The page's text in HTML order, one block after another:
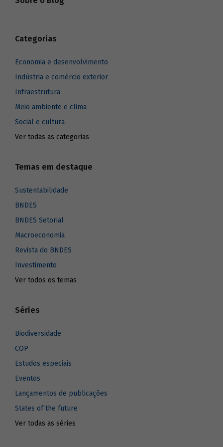
Categorias
Economia e desenvolvimento
Indústria e comércio exterior
Infraestrutura
Meio ambiente e clima
Social e cultura
Ver todas as categorias
Temas em destaque
Sustentabilidade
BNDES
BNDES Setorial
Macroeconomia
Revista do BNDES
Investimento
Ver todos os temas
Séries
Biodiversidade
COP
Estudos especiais
Eventos
Lançamentos de publicações
States of the future
Ver todas as séries